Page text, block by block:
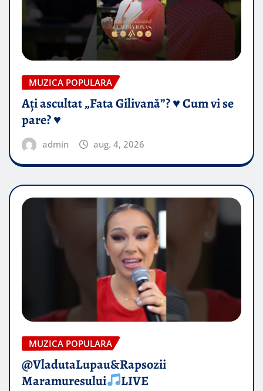
MUZICA POPULARA
Ați ascultat „Fata Gilivană”? ♥️ Cum vi se
pare? ♥️
admin aug. 4, 2026
MUZICA POPULARA
@VladutaLupau&Rapsozii
Maramuresului
LIVE